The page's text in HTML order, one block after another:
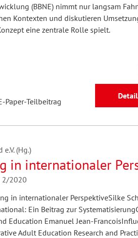
(BBNE) nimmt nur langsam
Kontexten und diskutieren
eine zentrale Rolle spielt.
Paper-Teilbeitrag
(Hg.)
in internationaler
2/2020
in internationaler PerspektiveSilke
Ein Beitrag zur
Education Emanuel Jean-
Adult Education Research and